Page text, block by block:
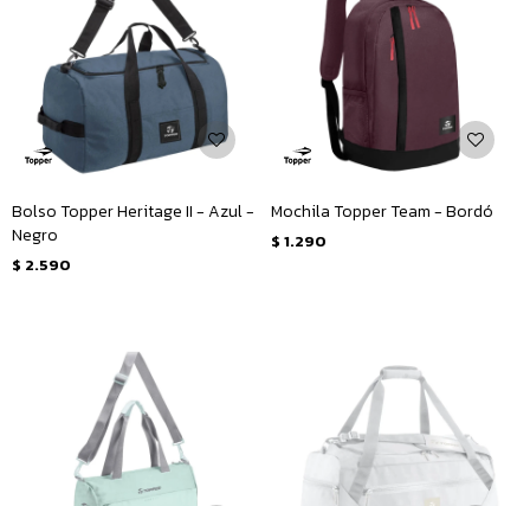
Bolso Topper Heritage II - Azul -
Negro
$ 2.590
Mochila Topper Team - Bordó
$ 1.290